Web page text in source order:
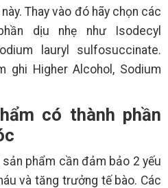
Thay vào đó hãy chọn các
dịu nhẹ như Isodecyl
lauryl sulfosuccinate.
ghi Higher Alcohol, Sodium
có thành phần
phẩm cần đảm bảo 2 yếu
và tăng trưởng tế bào. Các